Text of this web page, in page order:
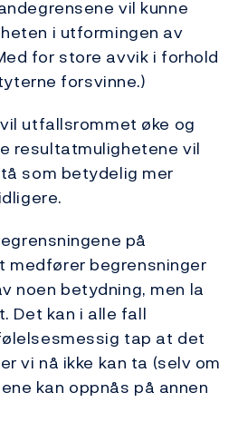
vil kunne
i utformingen av
for store avvik i forhold
forsvinne.)
utfallsrommet øke og
resultatmulighetene vil
som betydelig mer
på
medfører begrensninger
noen betydning, men la
Det kan i alle fall
tap at det
vi nå ikke kan ta (selv om
kan oppnås på annen